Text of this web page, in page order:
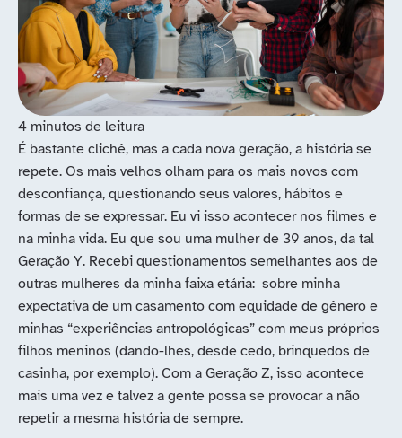
É bastante clichê, mas a cada nova geração, a história se
repete. Os mais velhos olham para os mais novos com
desconfiança, questionando seus valores, hábitos e
formas de se expressar. Eu vi isso acontecer nos filmes e
na minha vida. Eu que sou uma mulher de 39 anos, da tal
Geração Y. Recebi questionamentos semelhantes aos de
outras mulheres da minha faixa etária: sobre minha
expectativa de um casamento com equidade de gênero e
minhas “experiências antropológicas” com meus próprios
filhos meninos (dando-lhes, desde cedo, brinquedos de
casinha, por exemplo). Com a Geração Z, isso acontece
mais uma vez e talvez a gente possa se provocar a não
repetir a mesma história de sempre.